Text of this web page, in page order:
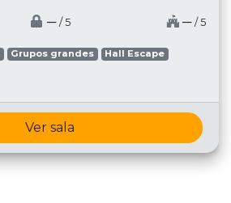
─ / 5 ─ / 5
Grupos grandes
Hall Escape
Ver sala